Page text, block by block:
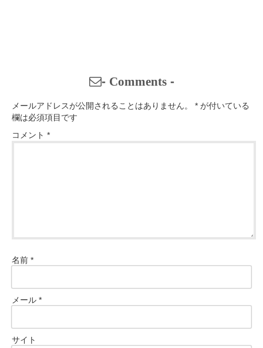
- Comments-
メールアドレスが公開されることはありません。 * が付いている
欄は必須項目です
コメント *
名前 *
メール *
サイト